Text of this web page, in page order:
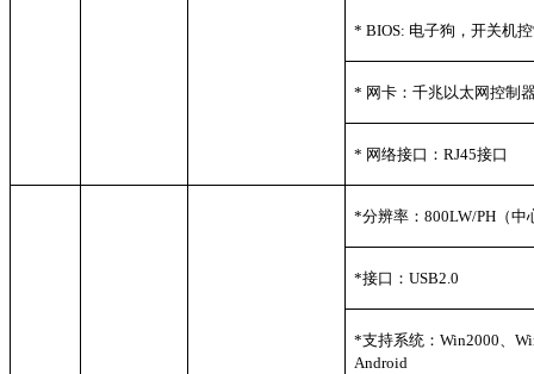
* BIOS: 电子狗，开关机
* 网卡：千兆以太网控制
* 网络接口：RJ45接口
*分辨率：800LW/PH（中
*接口：USB2.0
*支持系统：Win2000、
Android